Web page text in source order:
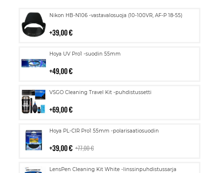
Nikon HB-N106 -vastavalosuoja (10-100VR, AF-P 18-55)
39,00 €
Lisää
Hoya UV Pro1 -suodin 55mm
49,00 €
Lisää
VSGO Cleaning Travel Kit -puhdistussetti
69,00 €
Lisää
Hoya PL-CIR Pro1 55mm -polarisaatiosuodin
39,00 € 77,00 €
Lisää
LensPen Cleaning Kit White -linssinpuhdistussarja
Lisää